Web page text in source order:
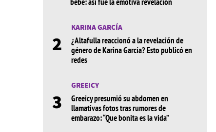
2
KARINA GARCÍA
¿Altafulla reaccionó a la revelación de
género de Karina García? Esto publicó en
redes
3
GREEICY
Greeicy presumió su abdomen en
llamativas fotos tras rumores de
embarazo: “Que bonita es la vida”